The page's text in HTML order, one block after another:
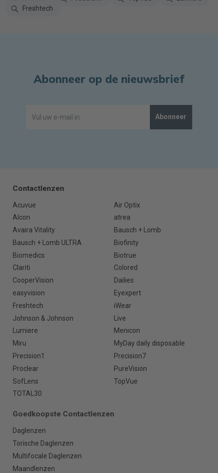
Freshtech
Abonneer op de nieuwsbrief
Abonneer
Contactlenzen
Acuvue
Air Optix
Alcon
atrea
Avaira Vitality
Bausch + Lomb
Bausch + Lomb ULTRA
Biofinity
Biomedics
Biotrue
Clariti
Colored
CooperVision
Dailies
easyvision
Eyexpert
Freshtech
iWear
Johnson & Johnson
Live
Lumiere
Menicon
Miru
MyDay daily disposable
Precision1
Precision7
Proclear
PureVision
SofLens
TopVue
TOTAL30
Goedkoopste Contactlenzen
Daglenzen
Torische Daglenzen
Multifocale Daglenzen
Maandlenzen